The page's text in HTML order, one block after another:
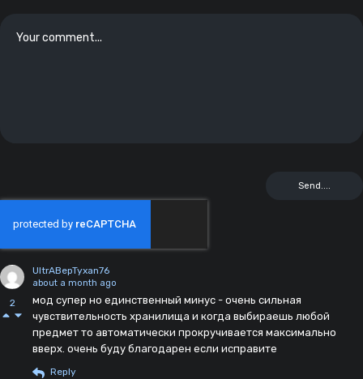
2
UltrABepTyxan76
about a month ago
мод супер но единственный минус - очень сильная
чувствительность хранилища и когда выбираешь любой
предмет то автоматически прокручивается максимально
вверх. очень буду благодарен если исправите
Reply